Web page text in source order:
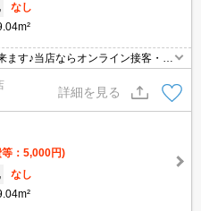
なし
す♪当店ならオンライン接客・内
わせの際は、電話番号も記載頂き
♪
詳細を見る
：5,000円)
なし